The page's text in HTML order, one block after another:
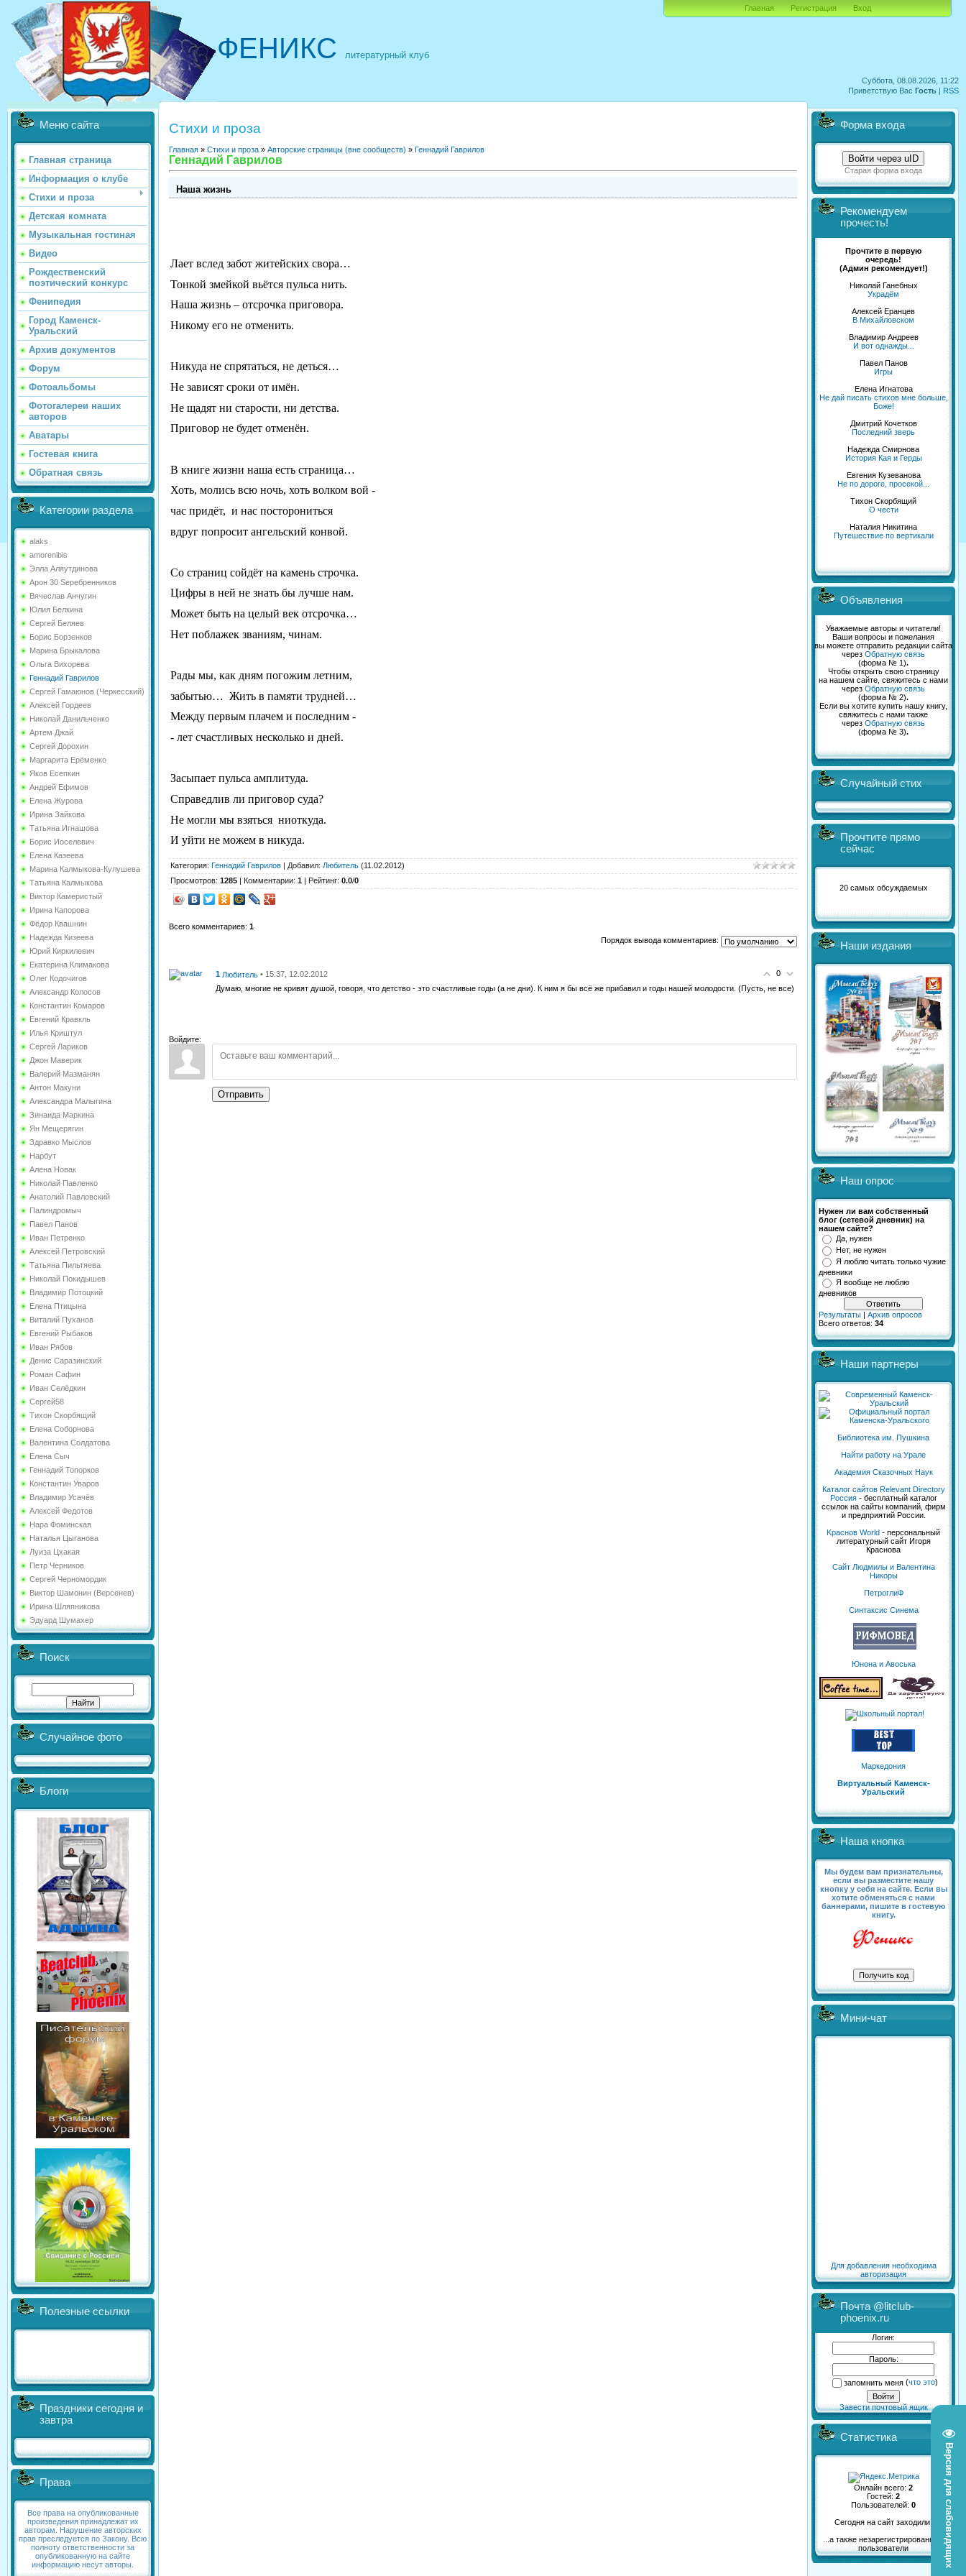
Версия для слабовидящих
Суббота, 08.08.2026, 11:22
Приветствую Вас Гость | RSS
ФЕНИКС литературный клуб
Главная Регистрация Вход
Меню сайта
Главная страница
Информация о клубе
Стихи и проза
Детская комната
Музыкальная гостиная
Видео
Рождественский
поэтический конкурс
Фенипедия
Город Каменск-
Уральский
Архив документов
Форум
Фотоальбомы
Фотогалереи наших
авторов
Аватары
Гостевая книга
Обратная связь
Категории раздела
alaks
amorenibis
Элла Аляутдинова
Арон 30 Sеребренников
Вячеслав Анчугин
Юлия Белкина
Сергей Беляев
Борис Борзенков
Марина Брыкалова
Ольга Вихорева
Геннадий Гаврилов
Сергей Гамаюнов (Черкесский)
Алексей Гордеев
Николай Данильченко
Артем Джай
Сергей Дорохин
Маргарита Ерёменко
Яков Есепкин
Андрей Ефимов
Елена Журова
Ирина Зайкова
Татьяна Игнашова
Борис Иоселевич
Елена Казеева
Марина Калмыкова-Кулушева
Татьяна Калмыкова
Виктор Камеристый
Ирина Капорова
Фёдор Квашнин
Надежда Кизеева
Юрий Киркилевич
Екатерина Климакова
Олег Кодочигов
Александр Колосов
Константин Комаров
Евгений Кравкль
Илья Криштул
Сергей Лариков
Джон Маверик
Валерий Мазманян
Антон Макуни
Александра Малыгина
Зинаида Маркина
Ян Мещерягин
Здравко Мыслов
Нарбут
Алена Новак
Николай Павленко
Анатолий Павловский
Палиндромыч
Павел Панов
Иван Петренко
Алексей Петровский
Татьяна Пильтяева
Николай Покидышев
Владимир Потоцкий
Елена Птицына
Виталий Пуханов
Евгений Рыбаков
Иван Рябов
Денис Саразинский
Роман Сафин
Иван Селёдкин
Сергей58
Тихон Скорбящий
Елена Соборнова
Валентина Солдатова
Елена Сыч
Геннадий Топорков
Константин Уваров
Владимир Усачёв
Алексей Федотов
Нара Фоминская
Наталья Цыганова
Луиза Цхакая
Петр Черников
Сергей Черномордик
Виктор Шамонин (Версенев)
Ирина Шляпникова
Эдуард Шумахер
Поиск
Случайное фото
Блоги
Полезные ссылки
Праздники сегодня и
завтра
Права
Все права на опубликованные
произведения принадлежат их
авторам. Нарушение авторских
прав преследуется по Закону. Всю
полноту ответственности за
опубликованную на сайте
информацию несут авторы.
Стихи и проза
Главная » Стихи и проза » Авторские страницы (вне сообществ) » Геннадий Гаврилов
Геннадий Гаврилов
Наша жизнь
Лает вслед забот житейских свора…
Тонкой змейкой вьётся пульса нить.
Наша жизнь – отсрочка приговора.
Никому его не отменить.
Никуда не спрятаться, не деться…
Не зависят сроки от имён.
Не щадят ни старости, ни детства.
Приговор не будет отменён.
В книге жизни наша есть страница…
Хоть, молись всю ночь, хоть волком вой -
час придёт, и нас посторониться
вдруг попросит ангельский конвой.
Со страниц сойдёт на камень строчка.
Цифры в ней не знать бы лучше нам.
Может быть на целый век отсрочка…
Нет поблажек званиям, чинам.
Рады мы, как дням погожим летним,
забытью… Жить в памяти трудней…
Между первым плачем и последним -
- лет счастливых несколько и дней.
Засыпает пульса амплитуда.
Справедлив ли приговор суда?
Не могли мы взяться ниоткуда.
И уйти не можем в никуда.
Категория: Геннадий Гаврилов | Добавил: Любитель (11.02.2012)
Просмотров: 1285 | Комментарии: 1 | Рейтинг: 0.0/0
Всего комментариев: 1
Порядок вывода комментариев:
0
1 Любитель • 15:37, 12.02.2012
Думаю, многие не кривят душой, говоря, что детство - это счастливые годы (а не дни). К ним я бы всё же прибавил и годы нашей молодости. (Пусть, не все)
Войдите:
Отправить
Форма входа
Войти через uID
Старая форма входа
Рекомендуем
прочесть!
Прочтите в первую
очередь!
(Админ рекомендует!)
Николай Ганебных
Украдём
Алексей Еранцев
В Михайловском
Владимир Андреев
И вот однажды...
Павел Панов
Игры
Елена Игнатова
Не дай писать стихов мне больше,
Боже!
Дмитрий Кочетков
Последний зверь
Надежда Смирнова
История Кая и Герды
Евгения Кузеванова
Не по дороге, просекой...
Тихон Скорбящий
О чести
Наталия Никитина
Путешествие по вертикали
Объявления
Уважаемые авторы и читатели!
Ваши вопросы и пожелания
вы можете отправить редакции сайта
через Обратную связь
(форма № 1).
Чтобы открыть свою страницу
на нашем сайте, свяжитесь с нами
через Обратную связь
(форма № 2).
Если вы хотите купить нашу книгу,
свяжитесь с нами также
через Обратную связь
(форма № 3).
Случайный стих
Прочтите прямо
сейчас
20 самых обсуждаемых
Наши издания
Наш опрос
Нужен ли вам собственный
блог (сетевой дневник) на
нашем сайте?
Да, нужен
Нет, не нужен
Я люблю читать только чужие
дневники
Я вообще не люблю
дневников
Результаты
Архив опросов
Всего ответов: 34
Наши партнеры
Библиотека им. Пушкина
Найти работу на Урале
Академия Сказочных Наук
Каталог сайтов Relevant Directory
Россия- бесплатный каталог
ссылок на сайты компаний, фирм
и предприятий России.
Kраснов World - персональный
литературный сайт Игоря
Краснова
Сайт Людмилы и Валентина
Никоры
ПетроглиФ
Синтаксис Синема
Юнона и Авоська
Маркедония
Виртуальный Каменск-
Уральский
Наша кнопка
Мы будем вам признательны,
если вы разместите нашу
кнопку у себя на сайте. Если вы
хотите обменяться с нами
баннерами, пишите в гостевую
книгу.
Мини-чат
Для добавления необходима
авторизация
Почта @litclub-
phoenix.ru
Логин:
Пароль:
запомнить меня(что это)
Завести почтовый ящик
Статистика
Онлайн всего: 2
Гостей: 2
Пользователей: 0
Сегодня на сайт заходили:
...а также незарегистрированные
пользователи